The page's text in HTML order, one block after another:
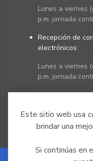
Este sitio web usa
brindar una
Si continúas en
Lunes a viernes
p.m. jornada
Recepción de
electrónicos:
Lunes a viernes
p.m. jornada